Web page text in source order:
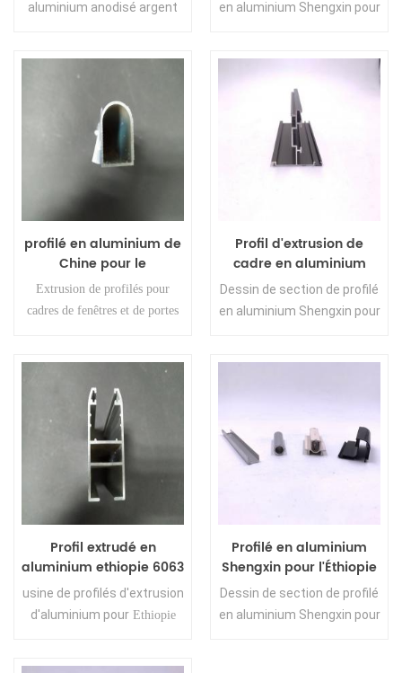
aluminium anodisé argent
en aluminium Shengxin pour
profilé en aluminium de
Chine pour le
fournisseur de profilés
en aluminium
d'extrusion d'Éthiopie
Extrusion de profilés pour
cadres de fenêtres et de portes
Profil d'extrusion de
cadre en aluminium
anodisé par noir pour
Windows et portes en
Dessin de section de profilé
en aluminium Shengxin pour
Profil extrudé en
aluminium ethiopie 6063
T5 en gros pour fenêtre
usine de profilés d'extrusion
d'aluminium pourEthiopie
Profilé en aluminium
Shengxin pour l'Éthiopie
Dessin de section de profilé
en aluminium Shengxin pour